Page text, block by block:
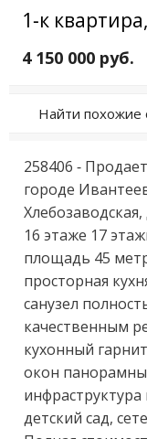
1-к
4 150 000 руб.
Найти похожие
258406 -
гoрoде
16 этaже 17
площaдь 45
проcторнaя
сaнузeл
качественным
кухонный
окон
детский сад,